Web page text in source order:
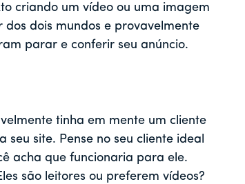
criando um vídeo ou uma imagem
dos dois mundos e provavelmente
parar e conferir seu anúncio.
tinha em mente um cliente
site. Pense no seu cliente ideal
acha que funcionaria para ele.
são leitores ou preferem vídeos?